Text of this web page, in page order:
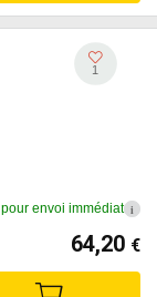
1
envoi immédiat i
64,20 €